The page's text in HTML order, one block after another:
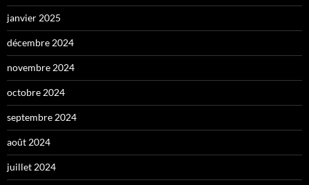
janvier 2025
décembre 2024
novembre 2024
octobre 2024
septembre 2024
août 2024
juillet 2024